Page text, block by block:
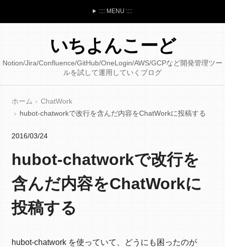
:::: MENU ::::
いちよんこーど
Notion/Jira/Confluence/GitHub/OneLogin/AWS/GCPなど開発管理ツー
ルを試して運用していくブログ
ホーム
ChatWork
hubot-chatworkで改行を含んだ内容をChatWorkに投稿する
2016/03/24
hubot-chatworkで改行を
含んだ内容をChatWorkに
投稿する
hubot-chatwork を使っていて、どうにも困ったのが